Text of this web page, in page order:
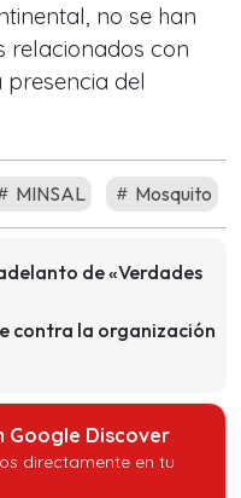
no se han
relacionados con
del
MINSAL Mosquito
de «Verdades
contra la organización
Google Discover
directamente en tu